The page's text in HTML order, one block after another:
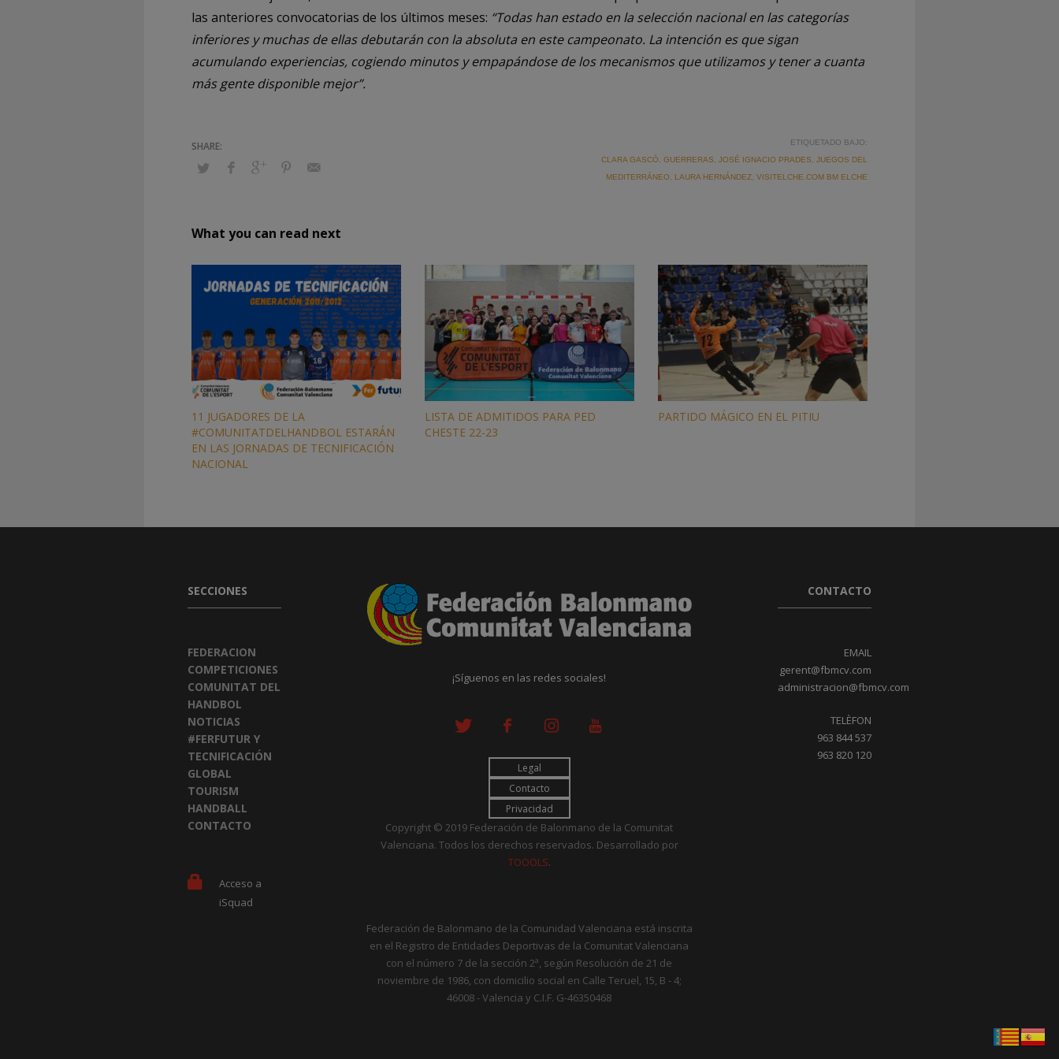
las anteriores convocatorias de los últimos meses: “Todas han estado en la selección nacional en las categorías
inferiores y muchas de ellas debutarán con la absoluta en este campeonato. La intención es que sigan
acumulando experiencias, cogiendo minutos y empapándose de los mecanismos que utilizamos y tener a cuanta
más gente disponible mejor”.
ETIQUETADO BAJO:
CLARA GASCÓ GUERRERAS JOSÉ IGNACIO PRADES
JUEGOS DEL
MEDITERRÁNEO
LAURA HERNÁNDEZ VISITELCHE.COM BM ELCHE
What you can read next
11 JUGADORES DE LA
#COMUNITATDELHANDBOL ESTARÁN
EN LAS JORNADAS DE TECNIFICACIÓN
NACIONAL
LISTA DE ADMITIDOS PARA PED
CHESTE 22-23
PARTIDO MÁGICO EN EL PITIU
SECCIONES
FEDERACION
COMPETICIONES
COMUNITAT DEL
HANDBOL
NOTICIAS
#FERFUTUR Y
TECNIFICACIÓN
GLOBAL
TOURISM
HANDBALL
CONTACTO
Acceso a
iSquad
¡Síguenos en las redes sociales!
Legal
Contacto
Privacidad
Copyright © 2019 Federación de Balonmano de la Comunitat
Valenciana. Todos los derechos reservados. Desarrollado por
TOOOLS.
Federación de Balonmano de la Comunidad Valenciana está inscrita
en el Registro de Entidades Deportivas de la Comunitat Valenciana
con el número 7 de la sección 2ª, según Resolución de 21 de
noviembre de 1986, con domicilio social en Calle Teruel, 15, B - 4;
46008 - Valencia y C.I.F. G-46350468
CONTACTO
EMAIL
gerent@fbmcv.com
administracion@fbmcv.com
TELÈFON
963 844 537
963 820 120